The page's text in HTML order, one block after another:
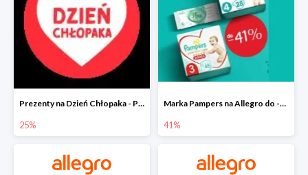
Prezenty na Dzień Chłopaka - Produkty SOXO do -25%
25%
Marka Pampers na Allegro do -41%
41%